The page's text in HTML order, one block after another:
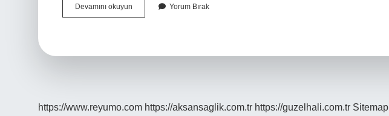
Devamını okuyun
Yayınlatmak
Yorum Bırak
https://www.reyumo.com https://aksansaglik.com.tr https://guzelhali.com.tr Sitemap